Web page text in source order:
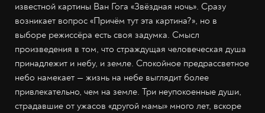
известной картины Ван Гога «Звёздная ночь». Сразу
возникает вопрос «Причём тут эта картина?», но в
выборе режиссёра есть своя задумка. Смысл
произведения в том, что страждущая человеческая душа
принадлежит и небу, и земле. Спокойное предрассветное
небо намекает — жизнь на небе выглядит более
привлекательно, чем на земле. Три неупокоенные души,
страдавшие от ужасов «другой мамы» много лет, вскоре